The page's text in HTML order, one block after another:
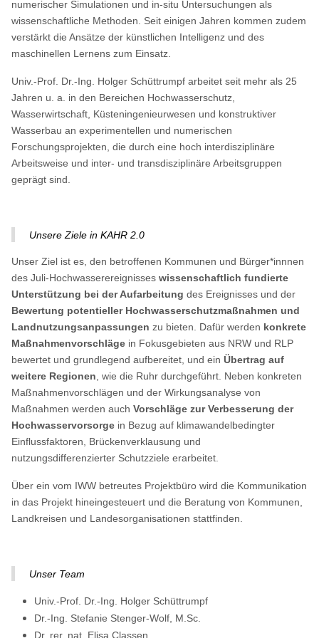
numerischer Simulationen und in-situ Untersuchungen als
wissenschaftliche Methoden. Seit einigen Jahren kommen zudem
verstärkt die Ansätze der künstlichen Intelligenz und des
maschinellen Lernens zum Einsatz.
Univ.-Prof. Dr.-Ing. Holger Schüttrumpf arbeitet seit mehr als 25
Jahren u. a. in den Bereichen Hochwasserschutz,
Wasserwirtschaft, Küsteningenieurwesen und konstruktiver
Wasserbau an experimentellen und numerischen
Forschungsprojekten, die durch eine hoch interdisziplinäre
Arbeitsweise und inter- und transdisziplinäre Arbeitsgruppen
geprägt sind.
Unsere Ziele in KAHR 2.0
Unser Ziel ist es, den betroffenen Kommunen und Bürger*innnen
des Juli-Hochwasserereignisseswissenschaftlich fundierte
Unterstützung bei der Aufarbeitungdes Ereignisses und der
Bewertung potentieller Hochwasserschutzmaßnahmen und
Landnutzungsanpassungenzu bieten. Dafür werden konkrete
Maßnahmenvorschläge in Fokusgebieten aus NRW und RLP
bewertet und grundlegend aufbereitet, und einÜbertrag auf
weitere Regionen , wie die Ruhr durchgeführt. Neben konkreten
Maßnahmenvorschlägen und der Wirkungsanalyse von
Maßnahmen werden auchVorschläge zur Verbesserung der
Hochwasservorsorge in Bezug auf klimawandelbedingter
Einflussfaktoren, Brückenverklausung und
nutzungsdifferenzierter Schutzziele erarbeitet.
Über ein vom IWW betreutes Projektbüro wird die Kommunikation
in das Projekt hineingesteuert und die Beratung von Kommunen,
Landkreisen und Landesorganisationen stattfinden.
Unser Team
Univ.-Prof. Dr.-Ing. Holger Schüttrumpf
Dr.-Ing. Stefanie Stenger-Wolf, M.Sc.
Dr. rer. nat. Elisa Classen